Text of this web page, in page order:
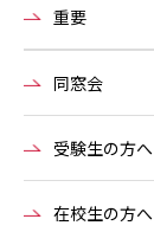
重要
同窓会
受験生の方へ
在校生の方へ